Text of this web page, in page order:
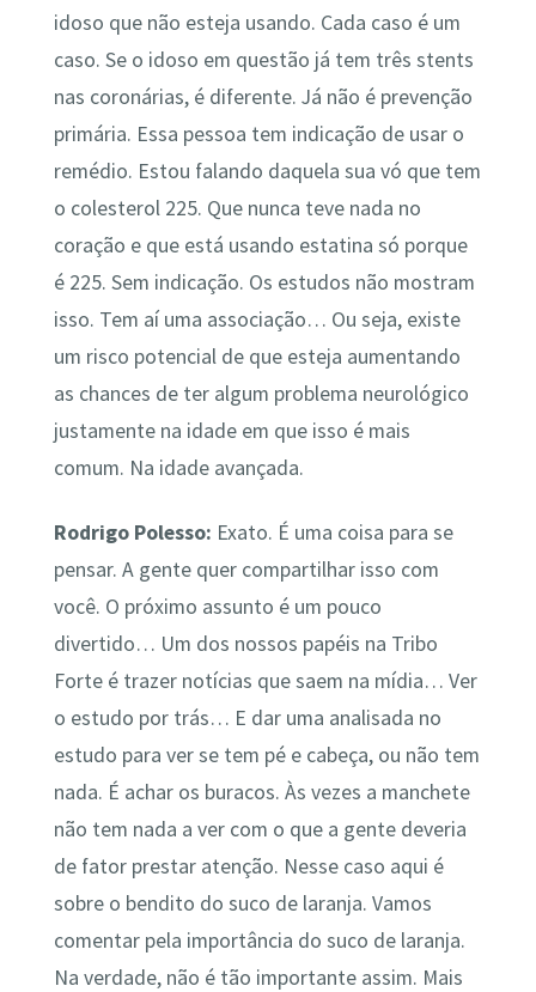
idoso que não esteja usando. Cada caso é um
caso. Se o idoso em questão já tem três stents
nas coronárias, é diferente. Já não é prevenção
primária. Essa pessoa tem indicação de usar o
remédio. Estou falando daquela sua vó que tem
o colesterol 225. Que nunca teve nada no
coração e que está usando estatina só porque
é 225. Sem indicação. Os estudos não mostram
isso. Tem aí uma associação… Ou seja, existe
um risco potencial de que esteja aumentando
as chances de ter algum problema neurológico
justamente na idade em que isso é mais
comum. Na idade avançada.
Rodrigo Polesso: Exato. É uma coisa para se
pensar. A gente quer compartilhar isso com
você. O próximo assunto é um pouco
divertido… Um dos nossos papéis na Tribo
Forte é trazer notícias que saem na mídia… Ver
o estudo por trás… E dar uma analisada no
estudo para ver se tem pé e cabeça, ou não tem
nada. É achar os buracos. Às vezes a manchete
não tem nada a ver com o que a gente deveria
de fator prestar atenção. Nesse caso aqui é
sobre o bendito do suco de laranja. Vamos
comentar pela importância do suco de laranja.
Na verdade, não é tão importante assim. Mais